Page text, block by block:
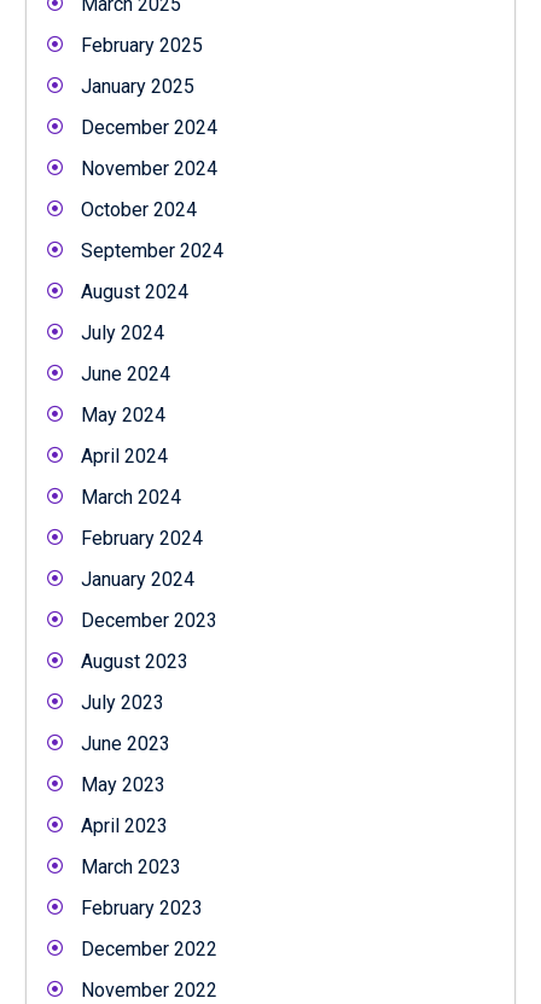
March 2025
February 2025
January 2025
December 2024
November 2024
October 2024
September 2024
August 2024
July 2024
June 2024
May 2024
April 2024
March 2024
February 2024
January 2024
December 2023
August 2023
July 2023
June 2023
May 2023
April 2023
March 2023
February 2023
December 2022
November 2022